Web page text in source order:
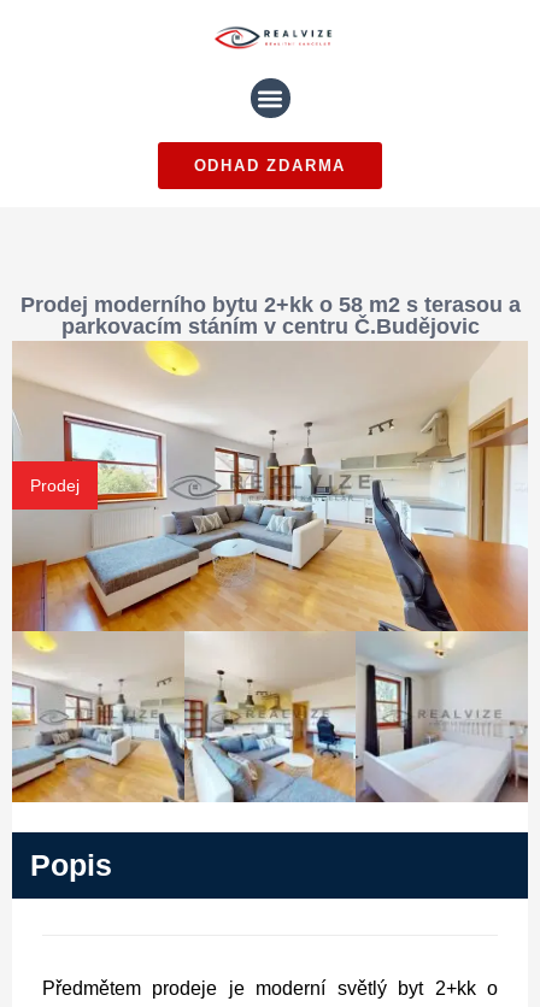
ODHAD ZDARMA
Prodej moderního bytu 2+kk o 58 m2 s terasou a
parkovacím stáním v centru Č.Budějovic
Prodej
Popis
Předmětem prodeje je moderní světlý byt 2+kk o